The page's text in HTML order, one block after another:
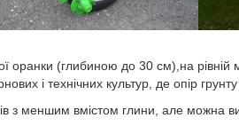
оранки (глибиною до 30 см),на
і технічних культур, де опір
з меншим вмістом глини, але можна